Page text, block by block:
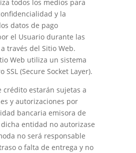
todos los medios para
y la
datos de pago
el Usuario durante las
través del Sitio Web.
Web utiliza un sistema
SSL (Secure Socket Layer).
crédito estarán sujetas a
y autorizaciones por
bancaria emisora de
entidad no autorizase
no será responsable
o falta de entrega y no